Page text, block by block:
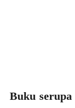
Buku serupa